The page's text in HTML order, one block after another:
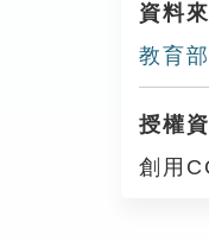
資料來
教育
授權資
創用